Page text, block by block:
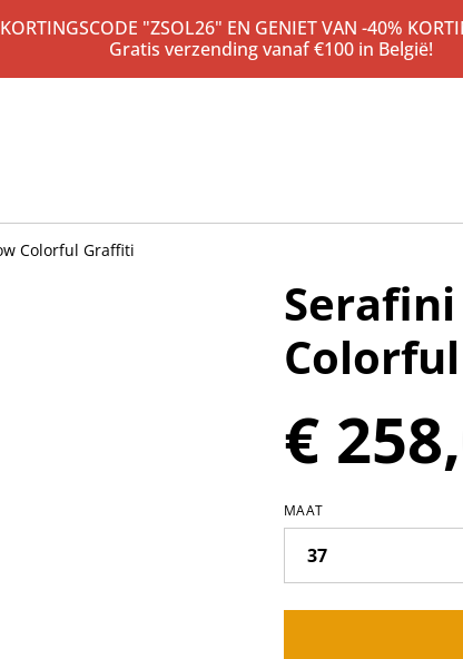
"ZSOL26" EN GENIET VAN -40%
Gratis verzending vanaf €100 in België!
Colorful Graffiti
Serafini
€
MAAT